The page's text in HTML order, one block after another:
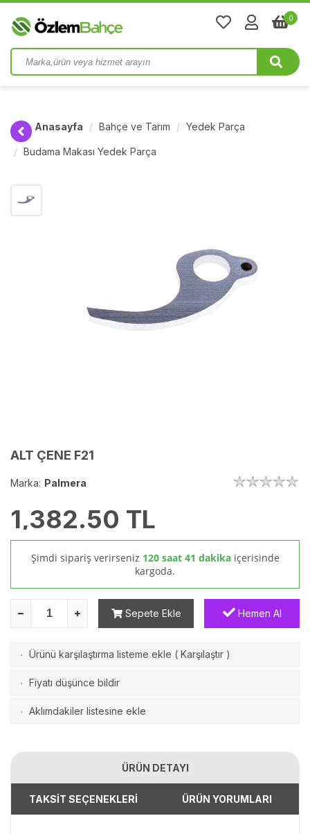
0
Anasayfa Bahçe ve Tarım Yedek Parça
Budama Makası Yedek Parça
ALT ÇENE F21
Marka: Palmera
1,382.50 TL
Şimdi sipariş verirseniz 120 saat 41 dakika içerisinde
kargoda.
Sepete Ekle Hemen Al
· Ürünü karşılaştırma listeme ekle ( Karşılaştır )
· Fiyatı düşünce bildir
· Aklımdakiler listesine ekle
ÜRÜN DETAYI
TAKSİT SEÇENEKLERİ ÜRÜN YORUMLARI